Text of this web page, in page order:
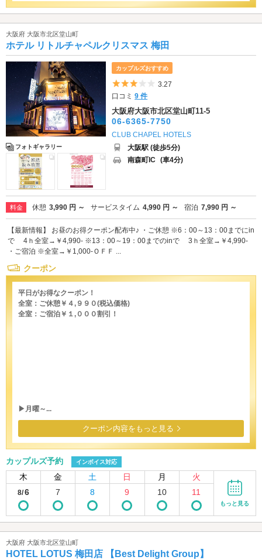
大阪府 大阪市北区堂山町
ホテル リトルチャペルクリスマス 梅田
フォトギャラリー
カップルズおすすめ
5つ星のうち3
3.27
口コミ9 件
大阪府大阪市北区堂山町11-5
06-6365-7750
CLUB CHAPEL HOTELS
大阪駅 (徒歩5分)
南森町IC (車4分)
料金 休憩 3,990 円 ～ サービスタイム 4,990 円 ～ 宿泊 7,990 円 ～
【最新情報】 お昼のお得クーポン配布中♪ ・ご休憩 ※6：00～13：00までにin
で 4ｈ全室→￥4,990- ※13：00～19：00までのinで 3ｈ全室→￥4,990-
・ご宿泊 ※全室→￥1,000-ＯＦＦ ...
クーポン
平日がお得なクーポン！
全室：ご休憩￥４,９９０(税込価格)
全室：ご宿泊￥１,０００割引！
▶月曜～...
クーポン内容をもっと見る
カップルズ予約 インボイス対応
木 金 土 日 月 火
8/6 7 8 9 10 11
もっと見る
大阪府 大阪市北区堂山町
HOTEL LOTUS 梅田店 【Best Delight Group】